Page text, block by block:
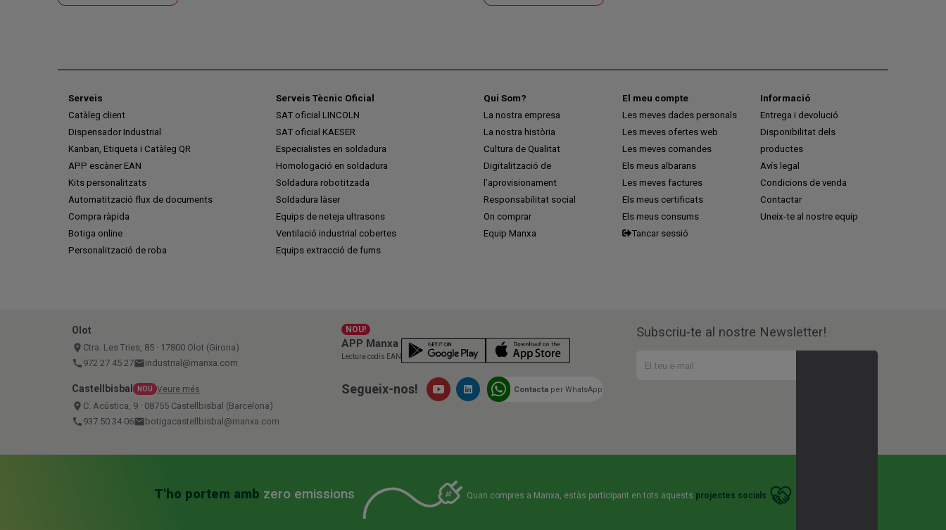
Serveis
Catàleg client
Dispensador Industrial
Kanban, Etiqueta i Catàleg QR
APP escàner EAN
Kits personalitzats
Automatització flux de documents
Compra ràpida
Botiga online
Personalització de roba
Serveis Tècnic Oficial
SAT oficial LINCOLN
SAT oficial KAESER
Especialistes en soldadura
Homologació en soldadura
Soldadura robotitzada
Soldadura làser
Equips de neteja ultrasons
Ventilació industrial cobertes
Equips extracció de fums
Qui Som?
La nostra empresa
La nostra història
Cultura de Qualitat
Digitalització de
l’aprovisionament
Responsabilitat social
On comprar
Equip Manxa
El meu compte
Les meves dades personals
Les meves ofertes web
Les meves comandes
Els meus albarans
Les meves factures
Els meus certificats
Els meus consums
Tancar sessió
Informació
Entrega i devolució
Disponibilitat dels
productes
Avís legal
Condicions de venda
Contactar
Uneix-te al nostre equip
Olot
place Ctra. Les Tries, 85 · 17800 Olot (Girona)
call 972 27 45 27emailindustrial@manxa.com
Castellbisbal NOU Veure més
place C. Acústica, 9 · 08755 Castellbisbal (Barcelona)
call 937 50 34 06email botigacastellbisbal@manxa.com
NOU!
APP Manxa
Lectura codis EAN
Segueix-nos! Contacta per WhatsApp
Subscriu-te al nostre Newsletter!
T'ho portem amb zero emissions Quan compres a Manxa, estàs participant en tots aquests projectes socials